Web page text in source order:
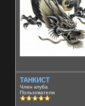
ТАНКИСТ
Член клуба
Пользователи